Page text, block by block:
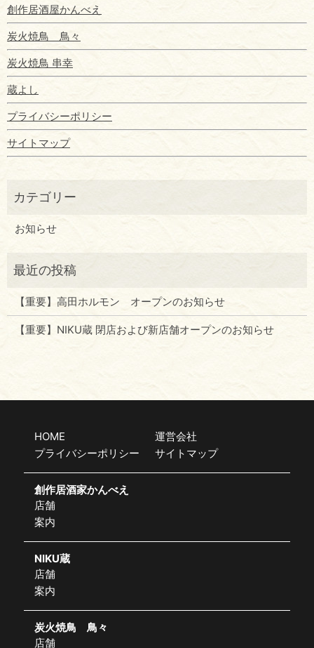
創作居酒屋かんべえ
炭火焼鳥 鳥々
炭火焼鳥 串幸
蔵よし
プライバシーポリシー
サイトマップ
お知らせ
【重要】高田ホルモン オープンのお知らせ
【重要】NIKU蔵 閉店および新店舗オープンのお知らせ
HOME
運営会社
プライバシーポリシー
サイトマップ
創作居酒家かんべえ
店舗
案内
NIKU蔵
店舗
案内
炭火焼鳥 鳥々
店舗